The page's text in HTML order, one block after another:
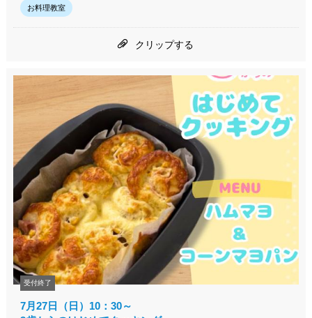
お料理教室
クリップする
受付終了
7月27日（日）10：30～